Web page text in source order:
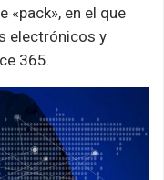
«pack», en el que
electrónicos y
365.